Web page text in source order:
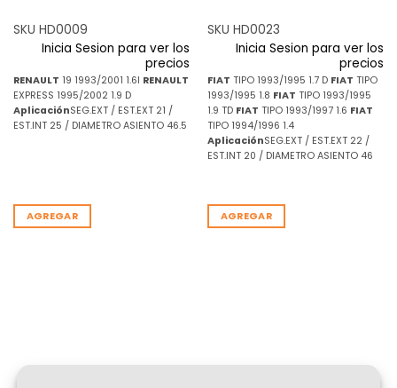
SKU HD0009
Inicia Sesion para ver los
precios
RENAULT 19 1993/2001 1.6I RENAULT
EXPRESS 1995/2002 1.9 D
AplicaciónSEG.EXT / EST.EXT 21 /
EST.INT 25 / DIAMETRO ASIENTO 46.5
AGREGAR
SKU HD0023
Inicia Sesion para ver los
precios
FIAT TIPO 1993/1995 1.7 D FIAT TIPO
1993/1995 1.8 FIAT TIPO 1993/1995
1.9 TD FIAT TIPO 1993/1997 1.6 FIAT
TIPO 1994/1996 1.4
AplicaciónSEG.EXT / EST.EXT 22 /
EST.INT 20 / DIAMETRO ASIENTO 46
AGREGAR